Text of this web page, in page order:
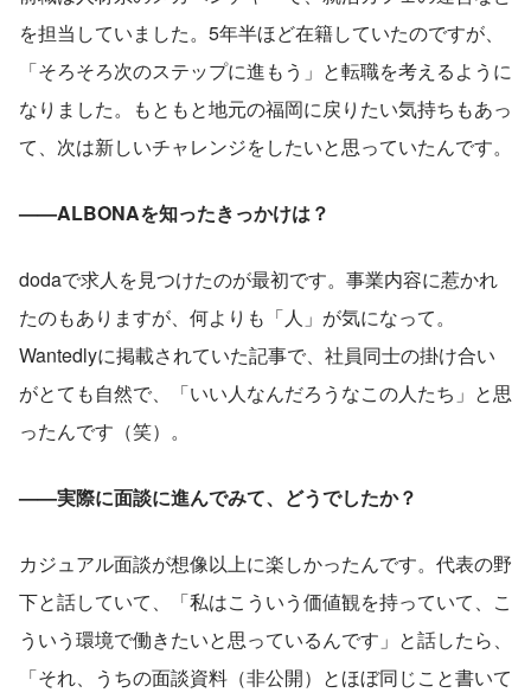
を担当していました。5年半ほど在籍していたのですが、
「そろそろ次のステップに進もう」と転職を考えるように
なりました。もともと地元の福岡に戻りたい気持ちもあっ
て、次は新しいチャレンジをしたいと思っていたんです。
——ALBONAを知ったきっかけは？
dodaで求人を見つけたのが最初です。事業内容に惹かれ
たのもありますが、何よりも「人」が気になって。
Wantedlyに掲載されていた記事で、社員同士の掛け合い
がとても自然で、「いい人なんだろうなこの人たち」と思
ったんです（笑）。
——実際に面談に進んでみて、どうでしたか？
カジュアル面談が想像以上に楽しかったんです。代表の野
下と話していて、「私はこういう価値観を持っていて、こ
ういう環境で働きたいと思っているんです」と話したら、
「それ、うちの面談資料（非公開）とほぼ同じこと書いて